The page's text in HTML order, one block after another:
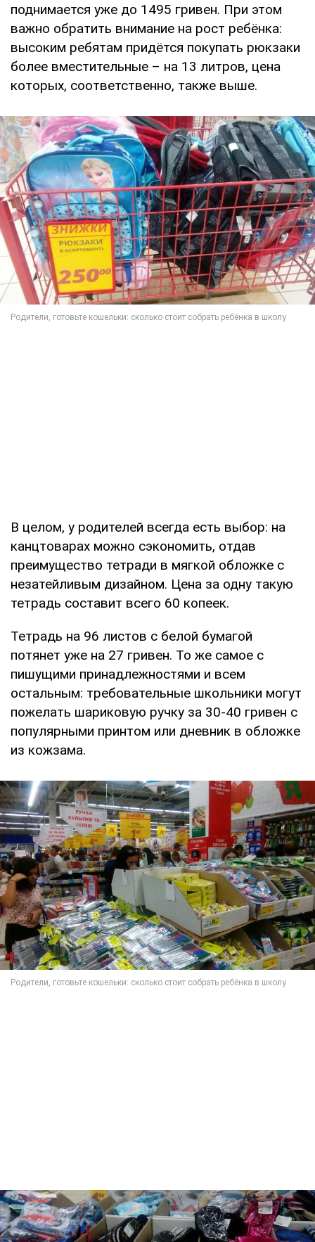
поднимается уже до 1495 гривен. При этом
важно обратить внимание на рост ребёнка:
высоким ребятам придётся покупать рюкзаки
более вместительные – на 13 литров, цена
которых, соответственно, также выше.
В целом, у родителей всегда есть выбор: на
канцтоварах можно сэкономить, отдав
преимущество тетради в мягкой обложке с
незатейливым дизайном. Цена за одну такую
тетрадь составит всего 60 копеек.
Тетрадь на 96 листов с белой бумагой
потянет уже на 27 гривен. То же самое с
пишущими принадлежностями и всем
остальным: требовательные школьники могут
пожелать шариковую ручку за 30-40 гривен с
популярными принтом или дневник в обложке
из кожзама.